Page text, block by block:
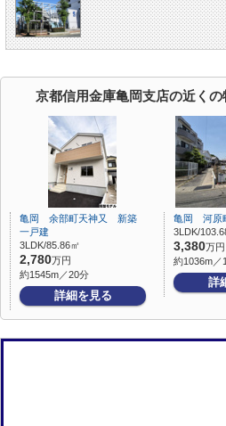
京都信用金庫亀岡支店の近くの
亀岡 余部町天神又 新築
一戸建
3LDK/85.86㎡
2,780万円
約1545m／20分
詳細を見る
亀岡 河原
3LDK/
3,380万円
約1036m／
詳